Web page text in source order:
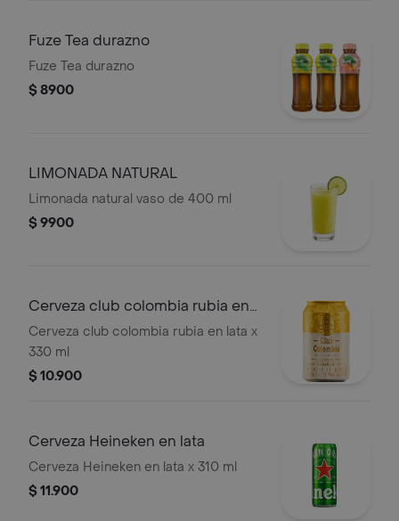
Fuze Tea durazno
Fuze Tea durazno
$ 8900
LIMONADA NATURAL
Limonada natural vaso de 400 ml
$ 9900
Cerveza club colombia rubia en
lata
Cerveza club colombia rubia en lata x
330 ml
$ 10.900
Cerveza Heineken en lata
Cerveza Heineken en lata x 310 ml
$ 11.900